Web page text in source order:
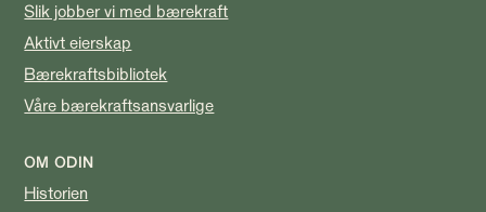
Slik jobber vi med bærekraft
Aktivt eierskap
Bærekraftsbibliotek
Våre bærekraftsansvarlige
OM ODIN
Historien